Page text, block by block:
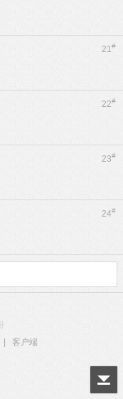
21#
22#
23#
24#
客户端